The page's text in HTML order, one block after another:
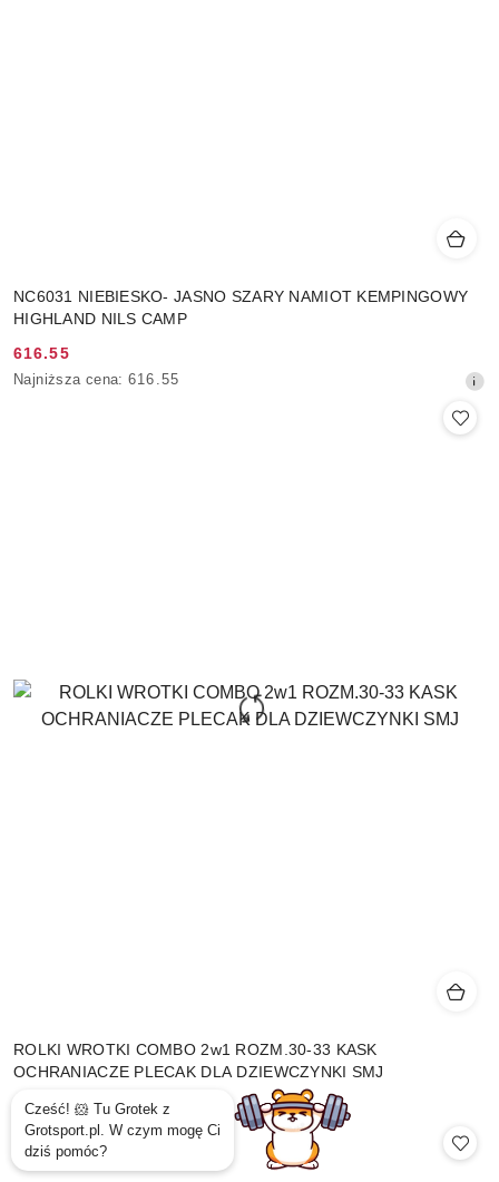
NC6031 NIEBIESKO- JASNO SZARY NAMIOT KEMPINGOWY
HIGHLAND NILS CAMP
Cena
promocyjna:
616.55
Najniższa
Najniższa cena: 616.55
ROLKI WROTKI COMBO 2w1 ROZM.30-33 KASK
OCHRANIACZE PLECAK DLA DZIEWCZYNKI SMJ
Cena:
209.99